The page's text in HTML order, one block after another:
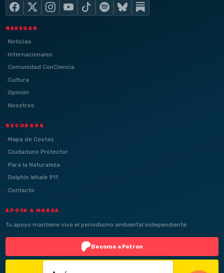
NAVEGAR
Noticias
Internacionales
Comunidad ConCiencia
Cultura
Opinión
Nosotros
RECURSOS
Mapa de Costas
Ciudadano Protector
Para la Naturaleza
Dolphin Whale 911
Contacto
APOYA A MAREA
Tu apoyo mantiene vivo el periodismo ambiental independiente.
Become a Patron